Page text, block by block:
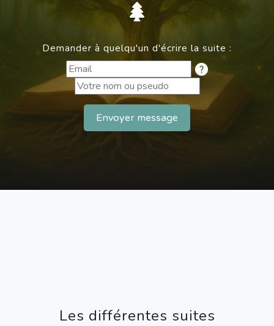
Demander à quelqu'un d'écrire la suite :
Envoyer message
Les différentes suites